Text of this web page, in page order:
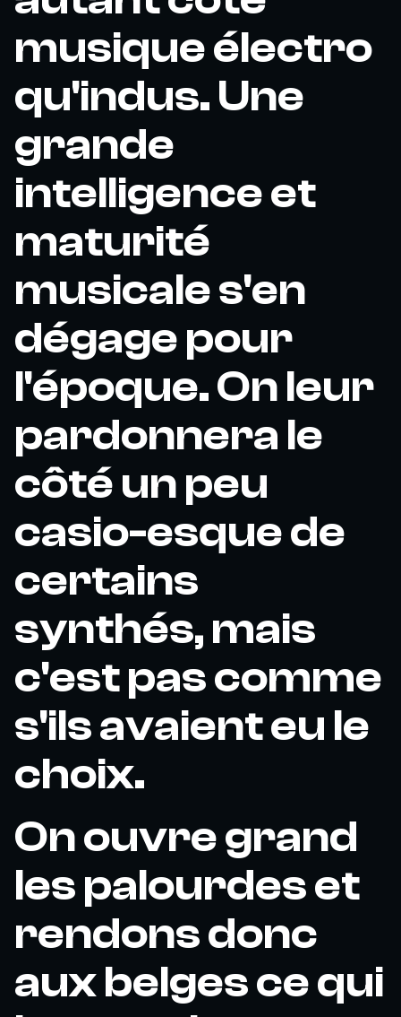
musique électro
qu'indus. Une
grande
intelligence et
maturité
musicale s'en
dégage pour
l'époque. On leur
pardonnera le
côté un peu
casio-esque de
certains
synthés, mais
c'est pas comme
s'ils avaient eu le
choix.
On ouvre grand
les palourdes et
rendons donc
aux belges ce qui